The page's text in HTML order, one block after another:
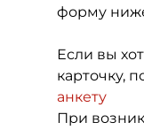
форму
Если вы
карточку,
анкету
При